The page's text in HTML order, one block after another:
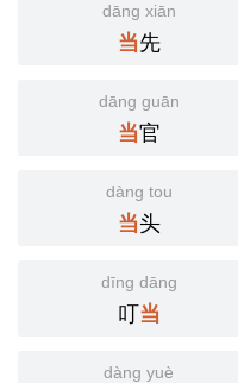
dāng xiān
当先
dāng guān
当官
dàng tou
当头
dīng dāng
叮当
dàng yuè